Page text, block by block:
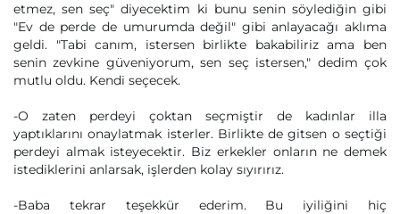
etmez, sen seç" diyecektim ki bunu senin söylediğin gibi
"Ev de perde de umurumda değil" gibi anlayacağı aklıma
geldi. "Tabi canım, istersen birlikte bakabiliriz ama ben
senin zevkine güveniyorum, sen seç istersen," dedim çok
mutlu oldu. Kendi seçecek.
-O zaten perdeyi çoktan seçmiştir de kadınlar illa
yaptıklarını onaylatmak isterler. Birlikte de gitsen o seçtiği
perdeyi almak isteyecektir. Biz erkekler onların ne demek
istediklerini anlarsak, işlerden kolay sıyırırız.
-Baba tekrar teşekkür ederim. Bu iyiliğini hiç